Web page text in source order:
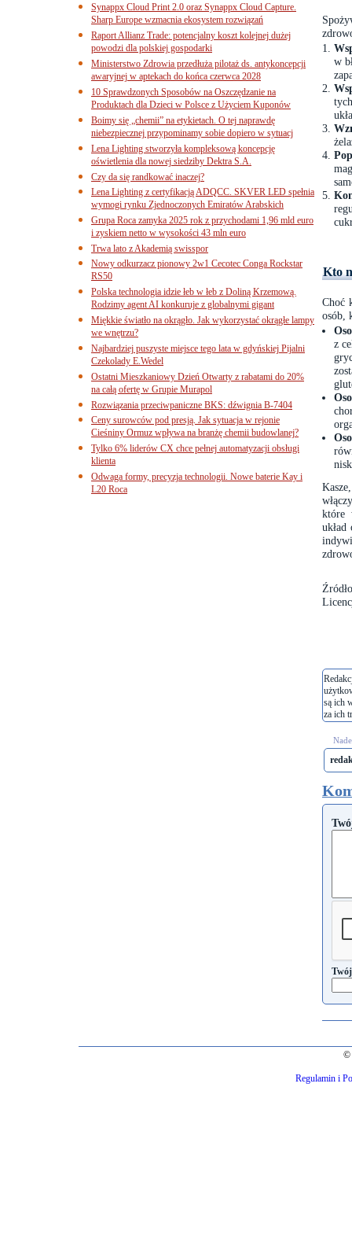
w
Kto
Choć
osób,
z
które
są ich
za ich
Synappx Cloud Print 2.0 oraz Synappx Cloud Capture.
Sharp Europe wzmacnia ekosystem rozwiązań
Raport Allianz Trade: potencjalny koszt kolejnej dużej
powodzi dla polskiej gospodarki
Ministerstwo Zdrowia przedłuża pilotaż ds. antykoncepcji
awaryjnej w aptekach do końca czerwca 2028
10 Sprawdzonych Sposobów na Oszczędzanie na
Produktach dla Dzieci w Polsce z Użyciem Kuponów
Boimy się „chemii” na etykietach. O tej naprawdę
niebezpiecznej przypominamy sobie dopiero w sytuacj
Lena Lighting stworzyła kompleksową koncepcję
oświetlenia dla nowej siedziby Dektra S.A.
Czy da się randkować inaczej?
Lena Lighting z certyfikacją ADQCC. SKVER LED spełnia
wymogi rynku Zjednoczonych Emiratów Arabskich
Grupa Roca zamyka 2025 rok z przychodami 1,96 mld euro
i zyskiem netto w wysokości 43 mln euro
Trwa lato z Akademią swisspor
Nowy odkurzacz pionowy 2w1 Cecotec Conga Rockstar
RS50
Polska technologia idzie łeb w łeb z Doliną Krzemową.
Rodzimy agent AI konkuruje z globalnymi gigant
Miękkie światło na okrągło. Jak wykorzystać okrągłe lampy
we wnętrzu?
Najbardziej puszyste miejsce tego lata w gdyńskiej Pijalni
Czekolady E.Wedel
Ostatni Mieszkaniowy Dzień Otwarty z rabatami do 20%
na całą ofertę w Grupie Murapol
Rozwiązania przeciwpaniczne BKS: dźwignia B-7404
Ceny surowców pod presją. Jak sytuacja w rejonie
Cieśniny Ormuz wpływa na branżę chemii budowlanej?
Tylko 6% liderów CX chce pełnej automatyzacji obsługi
klienta
Odwaga formy, precyzja technologii. Nowe baterie Kay i
L20 Roca
©
Regulamin i